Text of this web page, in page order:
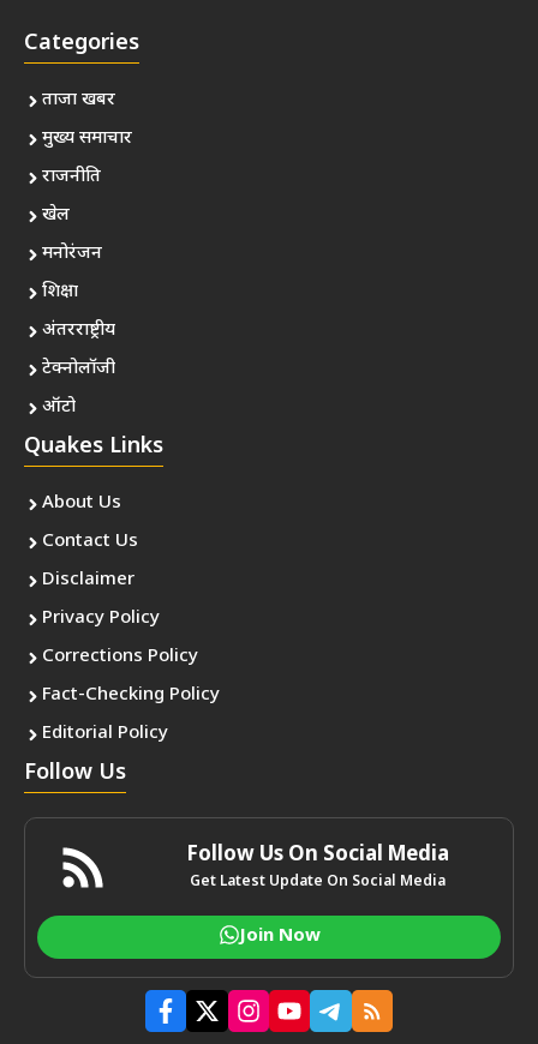
Categories
ताजा खबर
मुख्य समाचार
राजनीति
खेल
मनोरंजन
शिक्षा
अंतरराष्ट्रीय
टेक्नोलॉजी
ऑटो
Quakes Links
About Us
Contact Us
Disclaimer
Privacy Policy
Corrections Policy
Fact-Checking Policy
Editorial Policy
Follow Us
Follow Us On Social Media
Get Latest Update On Social Media
Join Now